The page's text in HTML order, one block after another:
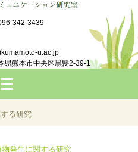
342-3439
u.ac.jp
県熊本市中央区黒髪2-39-1
る研究
物発生に関する研究